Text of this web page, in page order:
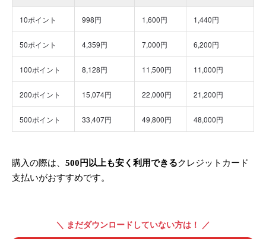
10ポイント 998円 1,600円 1,440円
50ポイント 4,359円 7,000円 6,200円
100ポイント 8,128円 11,500円 11,000円
200ポイント 15,074円 22,000円 21,200円
500ポイント 33,407円 49,800円 48,000円
購入の際は、 500円以上も安く利用できるクレジットカード
支払いがおすすめです。
＼ まだダウンロードしていない方は！ ／